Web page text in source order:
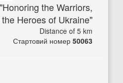
the Warriors,
Heroes of Ukraine"
Distance of 5 km
Стартовий номер 50063